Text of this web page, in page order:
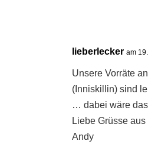
lieberlecker am
Unsere Vorräte
(Inniskillin) sind
… dabei wäre
Liebe Grüsse aus
Andy